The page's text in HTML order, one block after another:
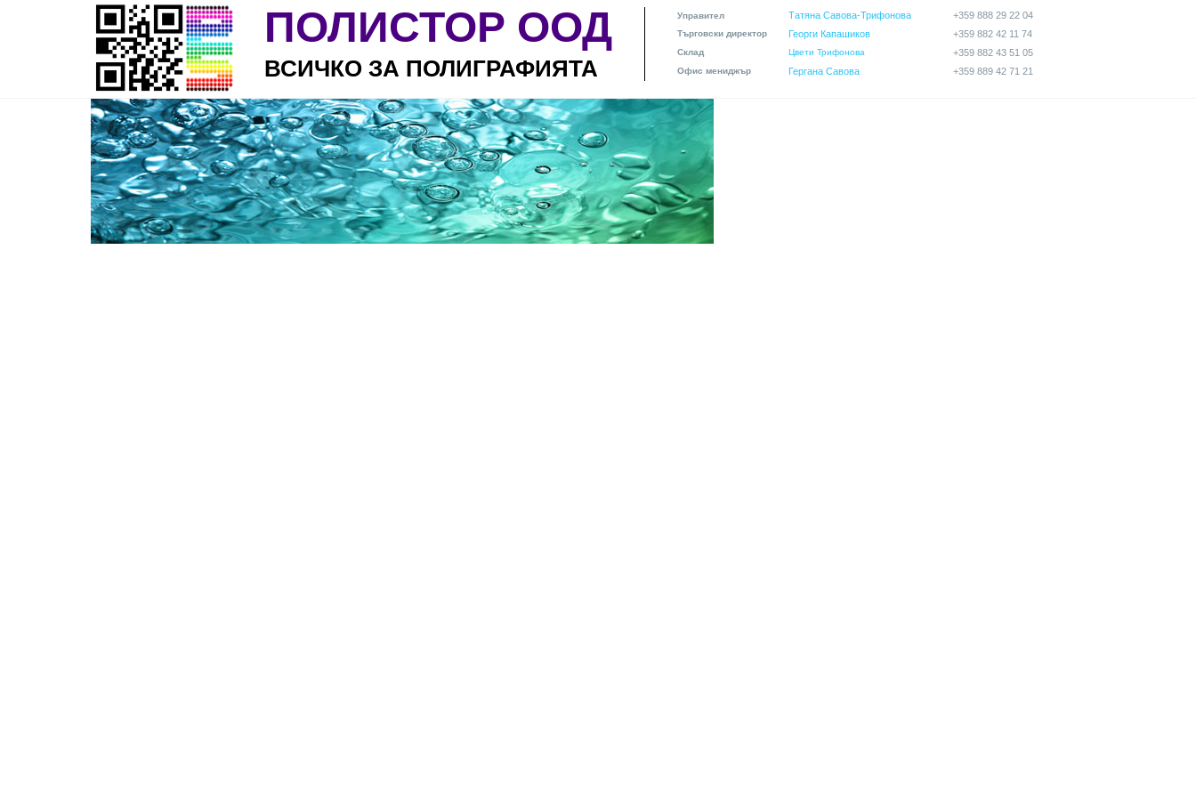
Skip to main content ПОЛИСТОР ООД
ВСИЧКО ЗА ПОЛИГРАФИЯТА
Управител Татяна Савова-Трифонова +359 888 29 22 04
Търговски директор Георги Капашиков +359 882 42 11 74
Склад Цвети Трифонова +359 882 43 51 05
Офис мениджър Гергана Савова +359 889 42 71 21